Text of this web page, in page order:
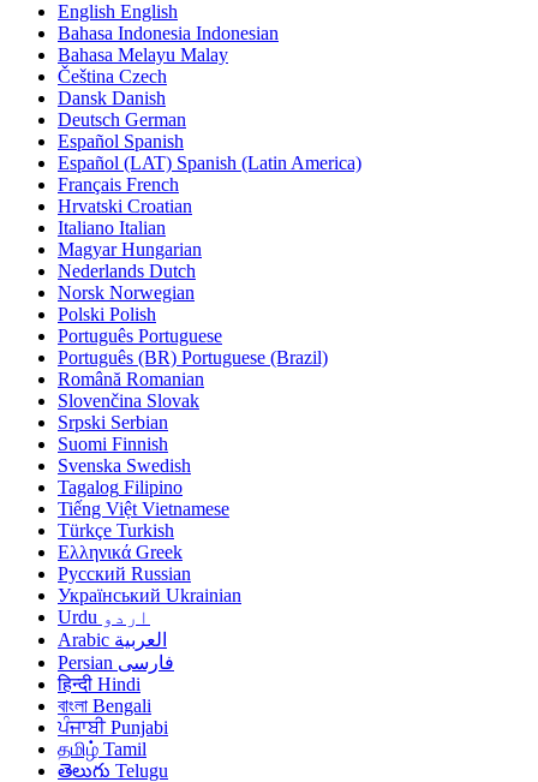
English English
Bahasa Indonesia Indonesian
Bahasa Melayu Malay
Čeština Czech
Dansk Danish
Deutsch German
Español Spanish
Español (LAT) Spanish (Latin America)
Français French
Hrvatski Croatian
Italiano Italian
Magyar Hungarian
Nederlands Dutch
Norsk Norwegian
Polski Polish
Português Portuguese
Português (BR) Portuguese (Brazil)
Română Romanian
Slovenčina Slovak
Srpski Serbian
Suomi Finnish
Svenska Swedish
Tagalog Filipino
Tiếng Việt Vietnamese
Türkçe Turkish
Ελληνικά Greek
Русский Russian
Український Ukrainian
اردو Urdu
العربية Arabic
فارسی Persian
हिन्दी Hindi
বাংলা Bengali
ਪੰਜਾਬੀ Punjabi
தமிழ் Tamil
తెలుగు Telugu